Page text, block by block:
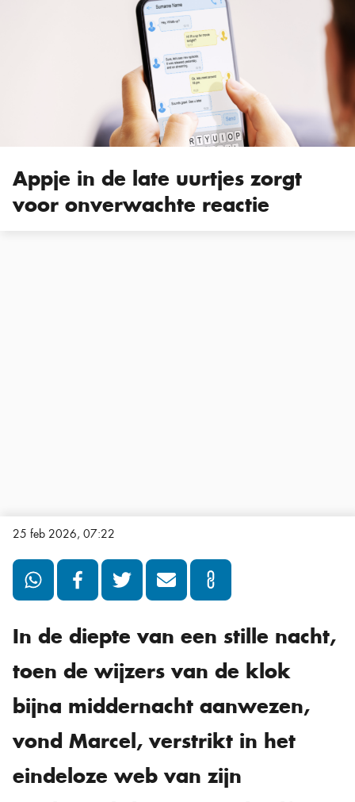
Appje in de late uurtjes zorgt
voor onverwachte reactie
25 feb 2026, 07:22
In de diepte van een stille nacht,
toen de wijzers van de klok
bijna middernacht aanwezen,
vond Marcel, verstrikt in het
eindeloze web van zijn